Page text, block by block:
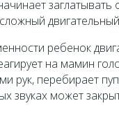
заглатывать
ребенок
на мамин
рук, перебирает
звуках может